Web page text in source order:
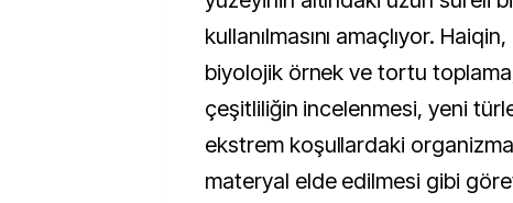
kullanılmasını amaçlıyor.
biyolojik örnek ve tortu
çeşitliliğin incelenmesi, yeni
ekstrem koşullardaki
materyal elde edilmesi gibi